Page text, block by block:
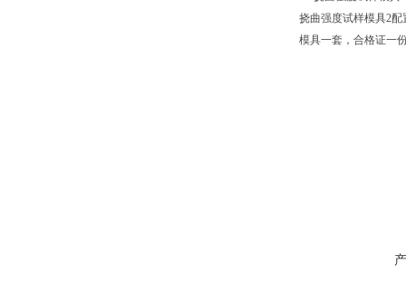
挠曲强度试样模具2配
模具一套，合格证一